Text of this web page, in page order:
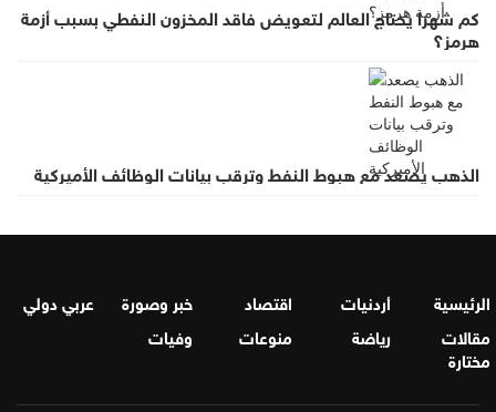
كم شهرا يحتاج العالم لتعويض فاقد المخزون النفطي بسبب أزمة
هرمز؟
الذهب يصعد مع هبوط النفط وترقب بيانات الوظائف الأميركية
الرئيسية أردنيات اقتصاد خبر وصورة
عربي دولي
مقالات
مختارة
رياضة منوعات وفيات